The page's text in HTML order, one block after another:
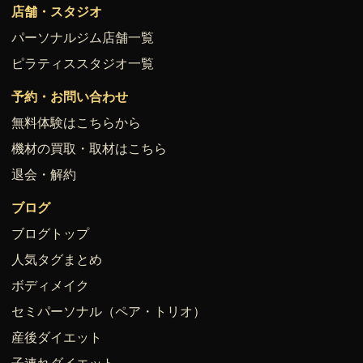
店舗・スタジオ
パーソナルジム店舗一覧
ピラティススタジオ一覧
予約・お問い合わせ
無料体験はこちらから
機材の買取・取材はこちら
退会・解約
ブログ
ブログトップ
人気タグまとめ
ボディメイク
セミパーソナル（ペア・トリオ）
産後ダイエット